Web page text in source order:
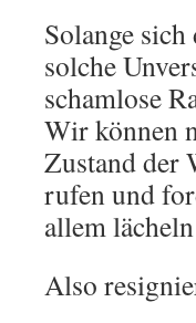
Solange
solche
schamlose
Wir können
Zustand der
rufen und
allem
Also